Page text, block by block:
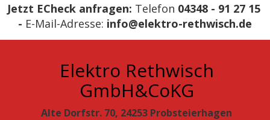
Jetzt ECheck anfragen: Telefon 04348 - 91 27 15
- E-Mail-Adresse: info@elektro-rethwisch.de
Elektro Rethwisch
GmbH&CoKG
Alte Dorfstr. 70, 24253 Probsteierhagen